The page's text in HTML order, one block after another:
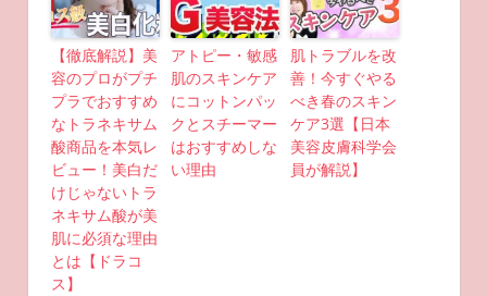
【徹底解説】美
容のプロがプチ
プラでおすすめ
なトラネキサム
酸商品を本気レ
ビュー！美白だ
けじゃないトラ
ネキサム酸が美
肌に必須な理由
とは【ドラコ
ス】
アトピー・敏感
肌のスキンケア
にコットンパッ
クとスチーマー
はおすすめしな
い理由
肌トラブルを改
善！今すぐやる
べき春のスキン
ケア3選【日本
美容皮膚科学会
員が解説】